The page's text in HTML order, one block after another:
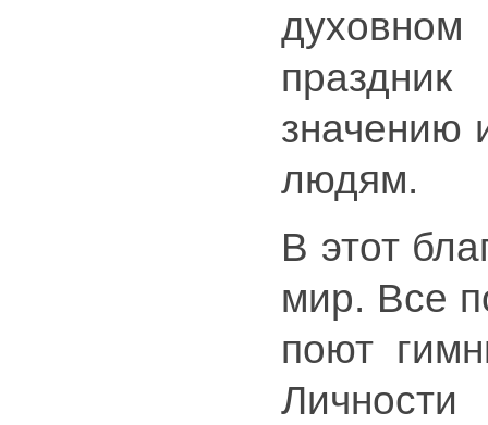
значению
людям.
В этот
мир. Все
поют